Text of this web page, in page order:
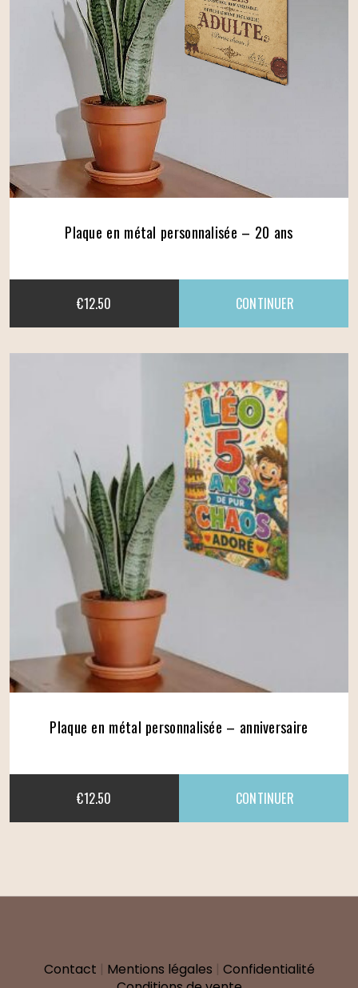
Plaque en métal personnalisée – 20 ans
€12.50
Plaque en métal personnalisée – anniversaire
€12.50
Contact | Mentions légales | Confidentialité